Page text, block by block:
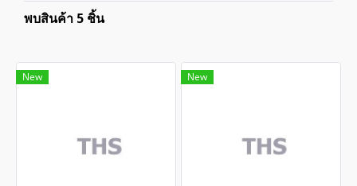
พบสินค้า 5 ชิ้น
New New